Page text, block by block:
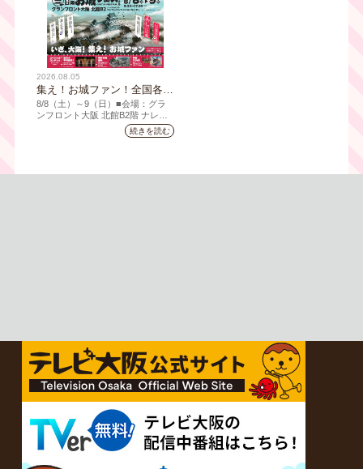
2026.08.05
集え！お城ファン！全国各地
のお城PRブースが群雄割
拠！『大阪・お城フェス
2026』、いよいよ8/8（土）
8/8（⼟）～9（日）■会場：グラ
ンフロント⼤阪 北館B2階 ナレッ
ジキャピタル コングレコンベンシ
ョンセンター ⼤⼈ 前売1,400円
続きを読む